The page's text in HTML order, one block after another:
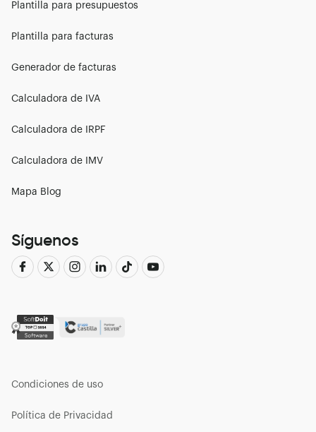
Plantilla para presupuestos
Plantilla para facturas
Generador de facturas
Calculadora de IVA
Calculadora de IRPF
Calculadora de IMV
Mapa Blog
Síguenos
Condiciones de uso
Política de Privacidad